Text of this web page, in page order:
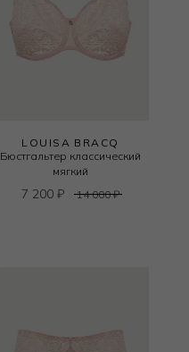
LOUISA BRACQ
Бюстгальтер классический
мягкий
7 200 ₽ 14 000₽